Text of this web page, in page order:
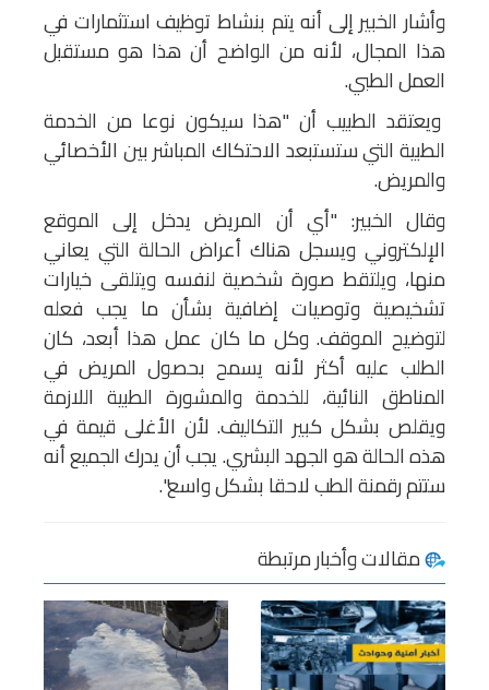
وأشار الخبير إلى أنه يتم بنشاط توظيف استثمارات في
هذا المجال، لأنه من الواضح أن هذا هو مستقبل
العمل الطبي.
ويعتقد الطبيب أن "هذا سيكون نوعا من الخدمة
الطبية التي ستستبعد الاحتكاك المباشر بين الأخصائي
والمريض.
وقال الخبير: "أي أن المريض يدخل إلى الموقع
الإلكتروني ويسجل هناك أعراض الحالة التي يعاني
منها، ويلتقط صورة شخصية لنفسه ويتلقى خيارات
تشخيصية وتوصيات إضافية بشأن ما يجب فعله
لتوضيح الموقف. وكل ما كان عمل هذا أبعد، كان
الطلب عليه أكثر لأنه يسمح بحصول المريض في
المناطق النائية، للخدمة والمشورة الطبية اللازمة
ويقلص بشكل كبير التكاليف. لأن الأغلى قيمة في
هذه الحالة هو الجهد البشري. يجب أن يدرك الجميع أنه
ستتم رقمنة الطب لاحقا بشكل واسع".
مقالات وأخبار مرتبطة